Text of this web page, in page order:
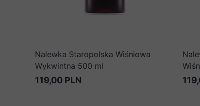
Nalewka Staropolska Wiśniowa
Wykwintna 500 ml
119,00 PLN